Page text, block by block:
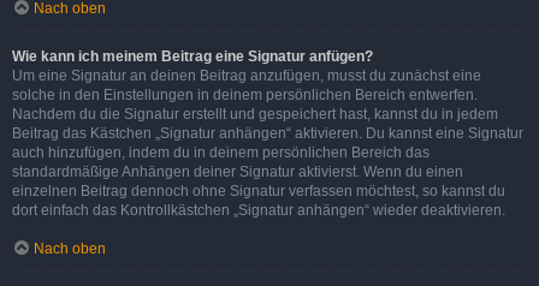
Nach oben
Wie kann ich meinem Beitrag eine Signatur anfügen?
Um eine Signatur an deinen Beitrag anzufügen, musst du zunächst eine
solche in den Einstellungen in deinem persönlichen Bereich entwerfen.
Nachdem du die Signatur erstellt und gespeichert hast, kannst du in jedem
Beitrag das Kästchen „Signatur anhängen“ aktivieren. Du kannst eine Signatur
auch hinzufügen, indem du in deinem persönlichen Bereich das
standardmäßige Anhängen deiner Signatur aktivierst. Wenn du einen
einzelnen Beitrag dennoch ohne Signatur verfassen möchtest, so kannst du
dort einfach das Kontrollkästchen „Signatur anhängen“ wieder deaktivieren.
Nach oben